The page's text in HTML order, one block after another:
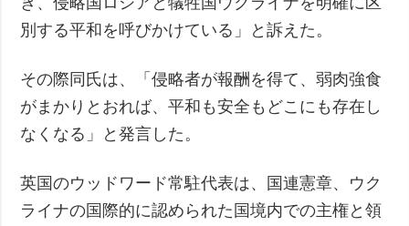
別する平和を呼びかけている」と訴えた。
その際同氏は、「侵略者が報酬を得て、弱肉強食
がまかりとおれば、平和も安全もどこにも存在し
なくなる」と発言した。
英国のウッドワード常駐代表は、国連憲章、ウク
ライナの国際的に認められた国境内での主権と領